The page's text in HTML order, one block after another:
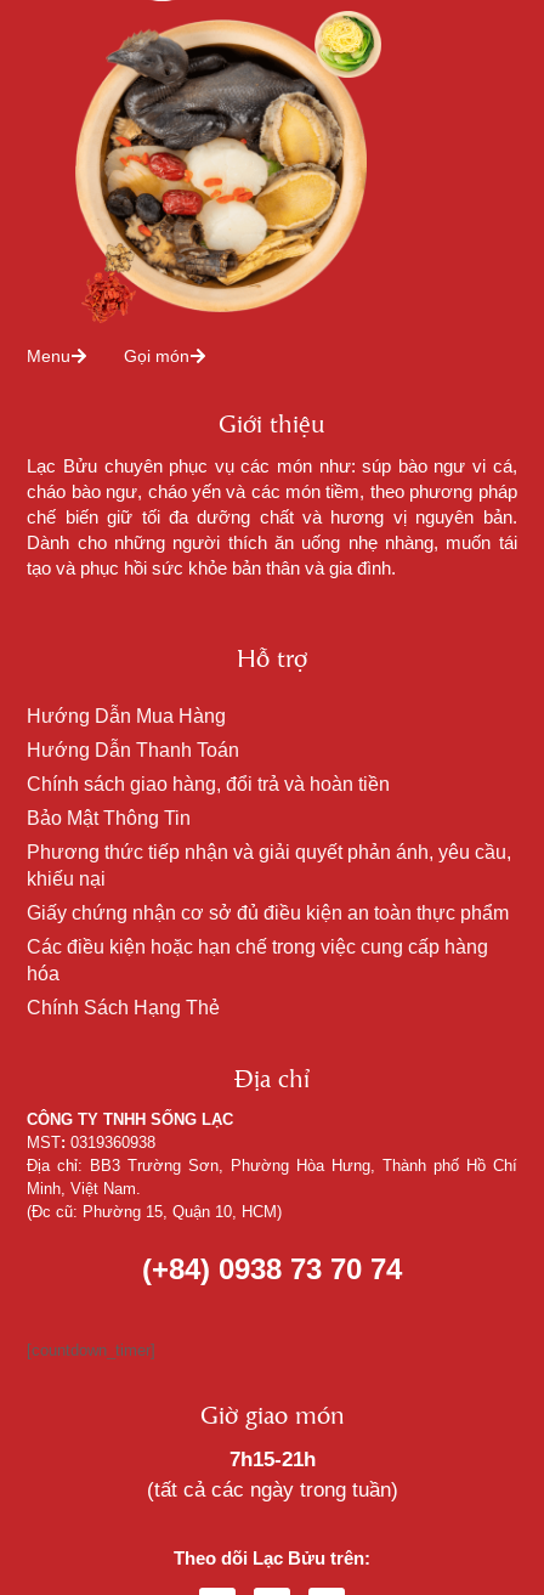
Menu Gọi món
Giới thiệu
Lạc Bửu chuyên phục vụ các món như: súp bào ngư vi cá,
cháo bào ngư, cháo yến và các món tiềm, theo phương pháp
chế biến giữ tối đa dưỡng chất và hương vị nguyên bản.
Dành cho những người thích ăn uống nhẹ nhàng, muốn tái
tạo và phục hồi sức khỏe bản thân và gia đình.
Hỗ trợ
Hướng Dẫn Mua Hàng
Hướng Dẫn Thanh Toán
Chính sách giao hàng, đổi trả và hoàn tiền
Bảo Mật Thông Tin
Phương thức tiếp nhận và giải quyết phản ánh, yêu cầu,
khiếu nại
Giấy chứng nhận cơ sở đủ điều kiện an toàn thực phẩm
Các điều kiện hoặc hạn chế trong việc cung cấp hàng
hóa
Chính Sách Hạng Thẻ
Địa chỉ
CÔNG TY TNHH SỐNG LẠC
MST: 0319360938
Địa chỉ: BB3 Trường Sơn, Phường Hòa Hưng, Thành phố Hồ Chí
Minh, Việt Nam.
(Đc cũ: Phường 15, Quận 10, HCM)
(+84) 0938 73 70 74
[countdown_timer]
Giờ giao món
7h15-21h
(tất cả các ngày trong tuần)
Theo dõi Lạc Bửu trên: